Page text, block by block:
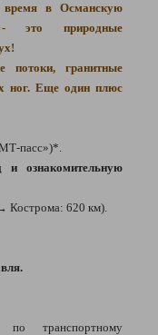
время в Османскую
это природные
потоки, гранитные
ног. Еще один плюс
пасс»)*.
ознакомительную
Кострома: 620 км).
транспортному